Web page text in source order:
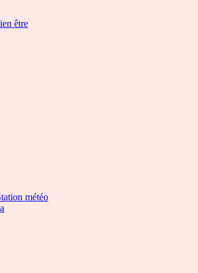
être
météo